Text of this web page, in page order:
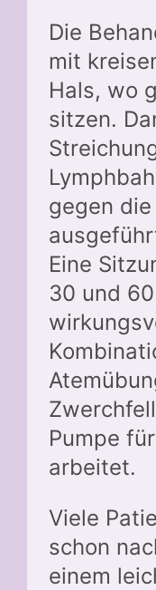
Die
mit
Hals, wo
sitzen.
gegen
Eine
30 und
Pumpe
arbeitet.
Viele
schon
einem